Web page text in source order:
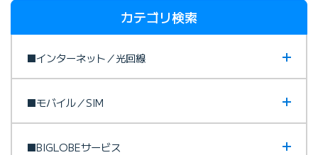
カテゴリ検索
■インターネット／光回線
■モバイル／SIM
■BIGLOBEサービス